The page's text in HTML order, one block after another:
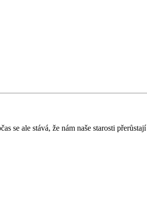
se ale stává, že nám naše starosti